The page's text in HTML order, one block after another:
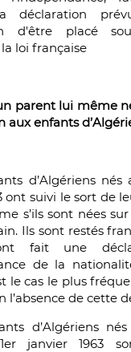
déclaration
d'être placé
loi française
parent lui même
aux enfants
d’Algériens nés
ont suivi le sort de
s’ils sont nées
Ils sont restés
fait une
de la
le cas le plus
l’absence de cette
d’Algériens
janvier 1963